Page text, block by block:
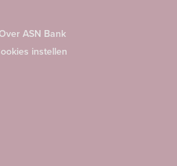
ASN Bank
instellen